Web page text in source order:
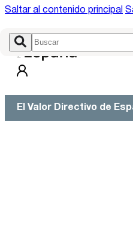
Saltar al contenido principal
El Valor Directivo de